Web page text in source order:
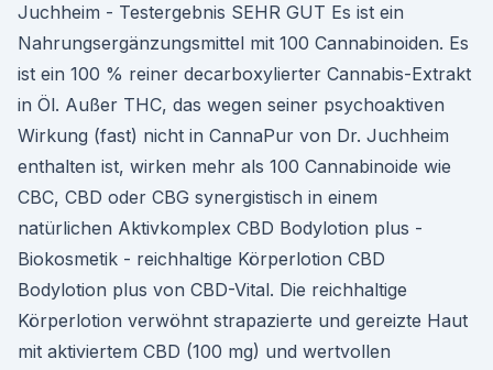
Juchheim - Testergebnis SEHR GUT Es ist ein
Nahrungsergänzungsmittel mit 100 Cannabinoiden. Es
ist ein 100 % reiner decarboxylierter Cannabis-Extrakt
in Öl. Außer THC, das wegen seiner psychoaktiven
Wirkung (fast) nicht in CannaPur von Dr. Juchheim
enthalten ist, wirken mehr als 100 Cannabinoide wie
CBC, CBD oder CBG synergistisch in einem
natürlichen Aktivkomplex CBD Bodylotion plus -
Biokosmetik - reichhaltige Körperlotion CBD
Bodylotion plus von CBD-Vital. Die reichhaltige
Körperlotion verwöhnt strapazierte und gereizte Haut
mit aktiviertem CBD (100 mg) und wertvollen